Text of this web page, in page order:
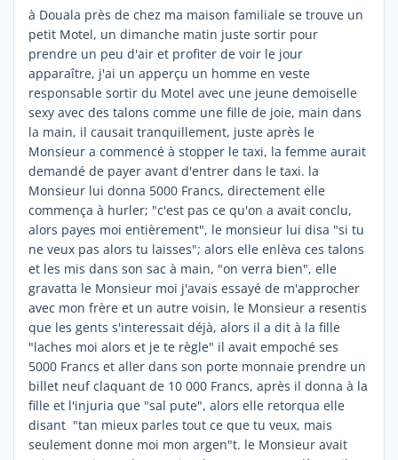
à Douala près de chez ma maison familiale se trouve un
petit Motel, un dimanche matin juste sortir pour
prendre un peu d'air et profiter de voir le jour
apparaître, j'ai un apperçu un homme en veste
responsable sortir du Motel avec une jeune demoiselle
sexy avec des talons comme une fille de joie, main dans
la main, il causait tranquillement, juste après le
Monsieur a commencé à stopper le taxi, la femme aurait
demandé de payer avant d'entrer dans le taxi. la
Monsieur lui donna 5000 Francs, directement elle
commença à hurler; "c'est pas ce qu'on a avait conclu,
alors payes moi entièrement", le monsieur lui disa "si tu
ne veux pas alors tu laisses"; alors elle enlèva ces talons
et les mis dans son sac à main, "on verra bien", elle
gravatta le Monsieur moi j'avais essayé de m'approcher
avec mon frère et un autre voisin, le Monsieur a resentis
que les gents s'interessait déjà, alors il a dit à la fille
"laches moi alors et je te règle" il avait empoché ses
5000 Francs et aller dans son porte monnaie prendre un
billet neuf claquant de 10 000 Francs, après il donna à la
fille et l'injuria que "sal pute", alors elle retorqua elle
disant "tan mieux parles tout ce que tu veux, mais
seulement donne moi mon argen"t. le Monsieur avait